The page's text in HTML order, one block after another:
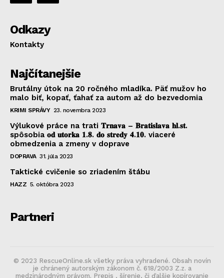
Odkazy
Kontakty
Najčítanejšie
Brutálny útok na 20 ročného mladíka. Päť mužov ho
malo biť, kopať, ťahať za autom až do bezvedomia
KRIMI SPRÁVY 23. novembra 2023
Výlukové práce na trati 𝐓𝐫𝐧𝐚𝐯𝐚 – 𝐁𝐫𝐚𝐭𝐢𝐬𝐥𝐚𝐯𝐚 𝐡𝐥.𝐬𝐭.
spôsobia 𝐨𝐝 𝐮𝐭𝐨𝐫𝐤𝐚 𝟏.𝟖. 𝐝𝐨 𝐬𝐭𝐫𝐞𝐝𝐲 𝟒.𝟏𝟎. viaceré
obmedzenia a zmeny v doprave
DOPRAVA 31. júla 2023
Taktické cvičenie so zriadením štábu
HAZZ 5. októbra 2023
Partneri
© 2023 RescueOnline.sk všetky práva vyhradené. Obsah novín
je chránený autorským zákonom č. 618/2003 Z.z. a
medzinárodným právom. Prepis , šírenie, či ďalšie kopírovanie